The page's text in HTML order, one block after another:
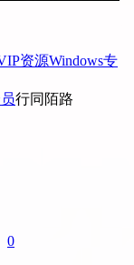
资源Windows专
行同陌路
0